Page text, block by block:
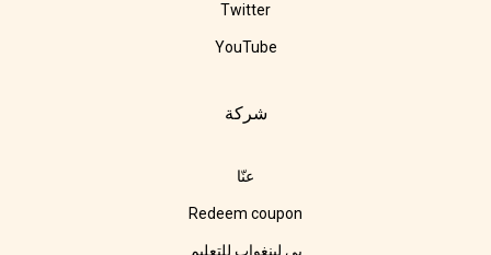
Twitter
YouTube
شركة
عنّا
Redeem coupon
بي لينغواب للتعليم